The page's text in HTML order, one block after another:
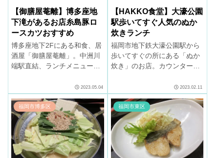
【御膳屋菴離】博多座地
下滝があるお店糸島豚ロ
ースカツおすすめ
博多座地下2Fにある和食、居
酒屋「御膳屋菴離」。中洲川
端駅直結、ランチメニューい
囲気は良い。ランチは13：30
まで。
2023.05.04
【HAKKO食堂】大濠公園
駅歩いてすぐ人気のぬか
炊きランチ
福岡市地下鉄大濠公園駅から
歩いてすぐの所にある「ぬか
炊き」のお店。カウンター席
か炊き定食をぜひご賞味下さ
い。テイクアウトもありま
す。
2023.02.11
福岡市博多区 福岡市東区